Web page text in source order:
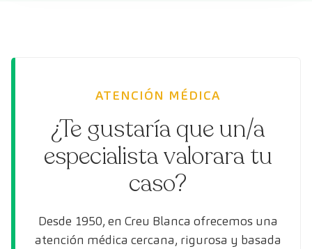
ATENCIÓN MÉDICA
¿Te gustaría que un/a
especialista valorara tu
caso?
Desde 1950, en Creu Blanca ofrecemos una
atención médica cercana, rigurosa y basada